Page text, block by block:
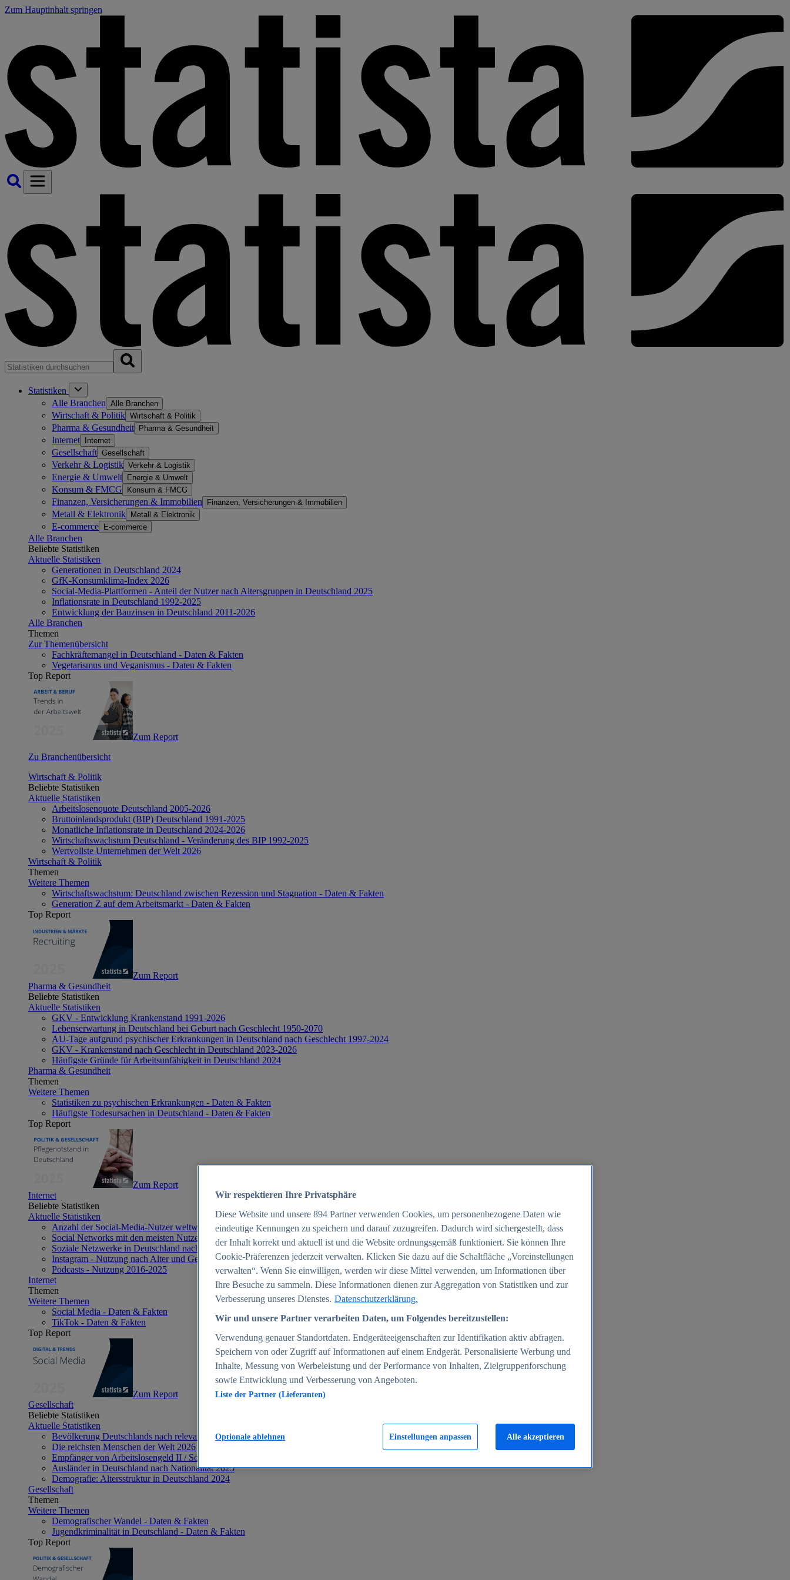
Zum Hauptinhalt springen
Statistiken
Alle Branchen Alle Branchen
Wirtschaft & Politik Wirtschaft & Politik
Pharma & Gesundheit Pharma & Gesundheit
Internet Internet
Gesellschaft Gesellschaft
Verkehr & Logistik Verkehr & Logistik
Energie & Umwelt Energie & Umwelt
Konsum & FMCG Konsum & FMCG
Finanzen, Versicherungen & Immobilien Finanzen, Versicherungen & Immobilien
Metall & Elektronik Metall & Elektronik
E-commerce E-commerce
Alle Branchen
Beliebte Statistiken
Aktuelle Statistiken
Generationen in Deutschland 2024
GfK-Konsumklima-Index 2026
Social-Media-Plattformen - Anteil der Nutzer nach Altersgruppen in Deutschland 2025
Inflationsrate in Deutschland 1992-2025
Entwicklung der Bauzinsen in Deutschland 2011-2026
Alle Branchen
Themen
Zur Themenübersicht
Fachkräftemangel in Deutschland - Daten & Fakten
Vegetarismus und Veganismus - Daten & Fakten
Top Report
Zum Report
Zu Branchenübersicht
Wirtschaft & Politik
Beliebte Statistiken
Aktuelle Statistiken
Arbeitslosenquote Deutschland 2005-2026
Bruttoinlandsprodukt (BIP) Deutschland 1991-2025
Monatliche Inflationsrate in Deutschland 2024-2026
Wirtschaftswachstum Deutschland - Veränderung des BIP 1992-2025
Wertvollste Unternehmen der Welt 2026
Wirtschaft & Politik
Themen
Weitere Themen
Wirtschaftswachstum: Deutschland zwischen Rezession und Stagnation - Daten & Fakten
Generation Z auf dem Arbeitsmarkt - Daten & Fakten
Top Report
Zum Report
Pharma & Gesundheit
Beliebte Statistiken
Aktuelle Statistiken
GKV - Entwicklung Krankenstand 1991-2026
Lebenserwartung in Deutschland bei Geburt nach Geschlecht 1950-2070
AU-Tage aufgrund psychischer Erkrankungen in Deutschland nach Geschlecht 1997-2024
GKV - Krankenstand nach Geschlecht in Deutschland 2023-2026
Häufigste Gründe für Arbeitsunfähigkeit in Deutschland 2024
Pharma & Gesundheit
Themen
Weitere Themen
Statistiken zu psychischen Erkrankungen - Daten & Fakten
Häufigste Todesursachen in Deutschland - Daten & Fakten
Top Report
Zum Report
Internet
Beliebte Statistiken
Aktuelle Statistiken
Anzahl der Social-Media-Nutzer weltweit 2012-2025
Social Networks mit den meisten Nutzern weltweit 2025
Soziale Netzwerke in Deutschland nach Generationen 2025
Instagram - Nutzung nach Alter und Geschlecht in Deutschland 2025
Podcasts - Nutzung 2016-2025
Internet
Themen
Weitere Themen
Social Media - Daten & Fakten
TikTok - Daten & Fakten
Top Report
Zum Report
Gesellschaft
Beliebte Statistiken
Aktuelle Statistiken
Bevölkerung Deutschlands nach relevanten Altersgruppen 2024
Die reichsten Menschen der Welt 2026
Empfänger von Arbeitslosengeld II / Sozialgeld / Bürgergeld in Deutschland 2005-2025
Ausländer in Deutschland nach Nationalität 2025
Demografie: Altersstruktur in Deutschland 2024
Gesellschaft
Themen
Weitere Themen
Demografischer Wandel - Daten & Fakten
Jugendkriminalität in Deutschland - Daten & Fakten
Top Report
Wir respektieren Ihre Privatsphäre
Diese Website und unsere 894 Partner verwenden Cookies, um personenbezogene Daten wie
eindeutige Kennungen zu speichern und darauf zuzugreifen. Dadurch wird sichergestellt, dass
der Inhalt korrekt und aktuell ist und die Website ordnungsgemäß funktioniert. Sie können Ihre
Cookie-Präferenzen jederzeit verwalten. Klicken Sie dazu auf die Schaltfläche „Voreinstellungen
verwalten“. Wenn Sie einwilligen, werden wir diese Mittel verwenden, um Informationen über
Ihre Besuche zu sammeln. Diese Informationen dienen zur Aggregation von Statistiken und zur
Verbesserung unseres Dienstes. Datenschutzerklärung.
Wir und unsere Partner verarbeiten Daten, um Folgendes bereitzustellen:
Verwendung genauer Standortdaten. Endgeräteeigenschaften zur Identifikation aktiv abfragen.
Speichern von oder Zugriff auf Informationen auf einem Endgerät. Personalisierte Werbung und
Inhalte, Messung von Werbeleistung und der Performance von Inhalten, Zielgruppenforschung
sowie Entwicklung und Verbesserung von Angeboten.
Liste der Partner (Lieferanten)
Einstellungen anpassen
Optionale ablehnen Alle akzeptieren